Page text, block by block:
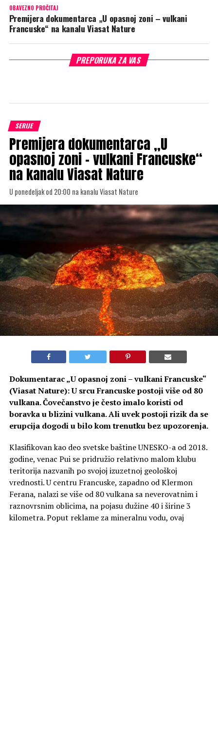
OBAVEZNO PROČITAJ
Premijera dokumentarca „U opasnoj zoni – vulkani
Francuske“ na kanalu Viasat Nature
PREPORUKA ZA VAS
SERIJE
Premijera dokumentarca „U
opasnoj zoni – vulkani Francuske“
na kanalu Viasat Nature
U ponedeljak od 20:00 na kanalu Viasat Nature
Dokumentarac „U opasnoj zoni – vulkani Francuske“
(Viasat Nature): U srcu Francuske postoji više od 80
vulkana. Čovečanstvo je često imalo koristi od
boravka u blizini vulkana. Ali uvek postoji rizik da se
erupcija dogodi u bilo kom trenutku bez upozorenja.
Klasifikovan kao deo svetske baštine UNESKO-a od 2018.
godine, venac Pui se pridružio relativno malom klubu
teritorija nazvanih po svojoj izuzetnoj geološkoj
vrednosti. U centru Francuske, zapadno od Klermon
Ferana, nalazi se više od 80 vulkana sa neverovatnim i
raznovrsnim oblicima, na pojasu dužine 40 i širine 3
kilometra. Poput reklame za mineralnu vodu, ovaj